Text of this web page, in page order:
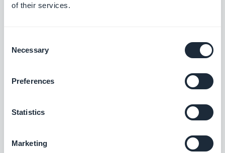
of their services.
Selection
Necessary
Preferences
Statistics
Marketing
AI Extension Builder